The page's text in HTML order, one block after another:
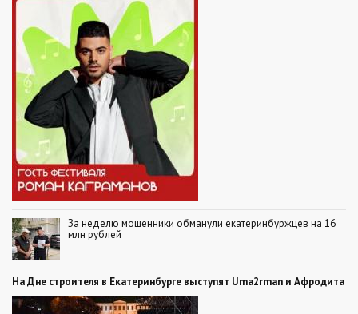
За неделю мошенники обманули екатеринбуржцев на 16
млн рублей
На Дне строителя в Екатеринбурге выступят Uma2rman и Афродита